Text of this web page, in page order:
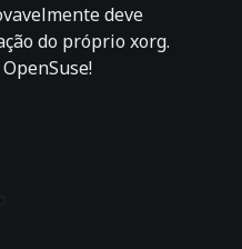
deve
do próprio xorg.